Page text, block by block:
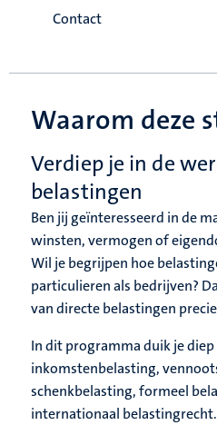
Contact
Waarom deze
Verdiep je in de
belastingen
Ben jij geïnteresseerd in de
winsten, vermogen of
Wil je begrijpen hoe
particulieren als bedrijven?
van directe belastingen
In dit programma duik je
inkomstenbelasting,
schenkbelasting, formeel
internationaal